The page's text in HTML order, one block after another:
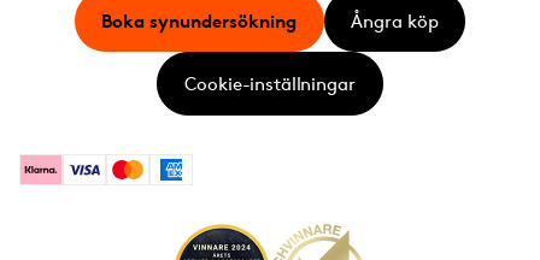
KlarnaVisa MastercardAmerican Express
Boka synundersökning Ångra köp
Cookie-inställningar